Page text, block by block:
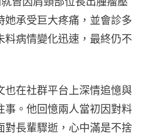
她承受巨大疼痛，並會診多
料病情變化迅速，最終仍不
也在社群平台上深情追憶與
事。他回憶兩人當初因對料
對長輩驟逝，心中滿是不捨